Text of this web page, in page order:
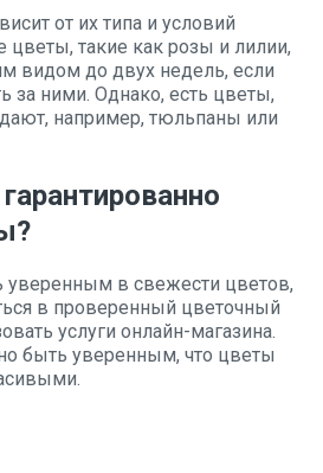
от их типа и условий
цветы, такие как розы и лилии,
видом до двух недель, если
за ними. Однако, есть цветы,
например, тюльпаны или
уверенным в свежести цветов,
в проверенный цветочный
услуги онлайн-магазина.
быть уверенным, что цветы